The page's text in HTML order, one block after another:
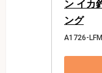
ン イカ
ング
A1726-LFM